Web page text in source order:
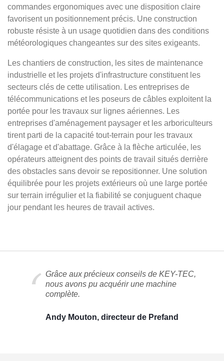
commandes ergonomiques avec une disposition claire
favorisent un positionnement précis. Une construction
robuste résiste à un usage quotidien dans des conditions
météorologiques changeantes sur des sites exigeants.
Les chantiers de construction, les sites de maintenance
industrielle et les projets d'infrastructure constituent les
secteurs clés de cette utilisation. Les entreprises de
télécommunications et les poseurs de câbles exploitent la
portée pour les travaux sur lignes aériennes. Les
entreprises d'aménagement paysager et les arboriculteurs
tirent parti de la capacité tout-terrain pour les travaux
d'élagage et d'abattage. Grâce à la flèche articulée, les
opérateurs atteignent des points de travail situés derrière
des obstacles sans devoir se repositionner. Une solution
équilibrée pour les projets extérieurs où une large portée
sur terrain irrégulier et la fiabilité se conjuguent chaque
jour pendant les heures de travail actives.
Grâce aux précieux conseils de KEY-TEC,
nous avons pu acquérir une machine
complète.
Andy Mouton, directeur de Prefand